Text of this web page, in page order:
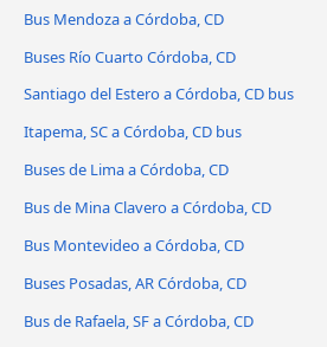
Bus Mendoza a Córdoba, CD
Buses Río Cuarto Córdoba, CD
Santiago del Estero a Córdoba, CD bus
Itapema, SC a Córdoba, CD bus
Buses de Lima a Córdoba, CD
Bus de Mina Clavero a Córdoba, CD
Bus Montevideo a Córdoba, CD
Buses Posadas, AR Córdoba, CD
Bus de Rafaela, SF a Córdoba, CD